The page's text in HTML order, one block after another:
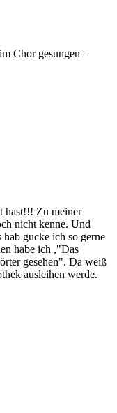
Chor gesungen –
hast!!! Zu meiner
nicht kenne. Und
gucke ich so gerne
habe ich ,"Das
gesehen". Da weiß
ausleihen werde.